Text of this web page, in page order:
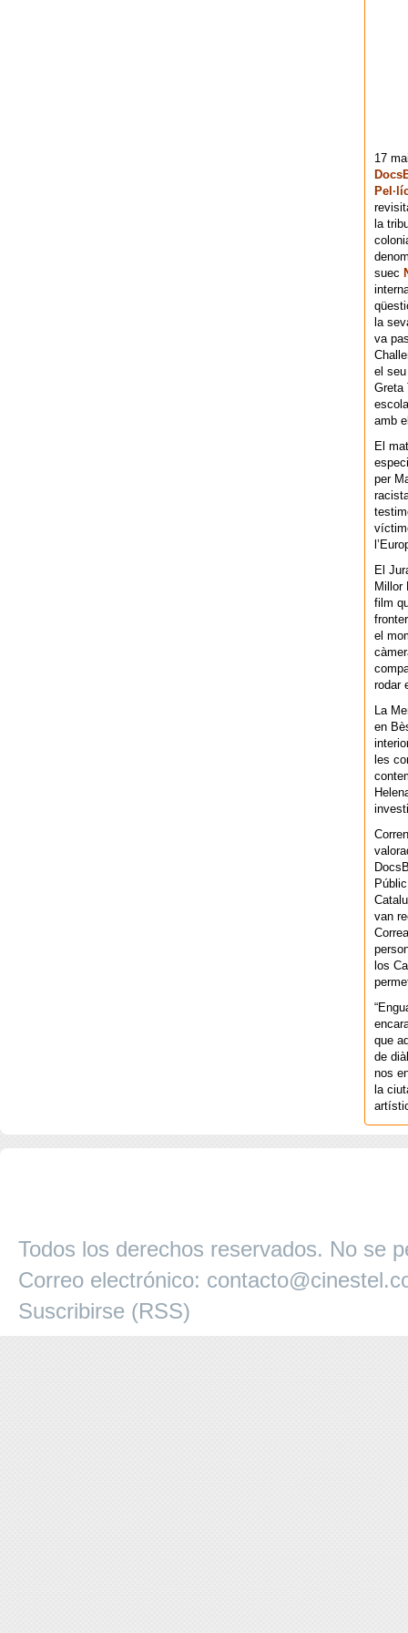
17
la
suec
la
va
el
Greta
amb
El
per
El
Millor
film
el
rodar
La
en
les
van
los
que
de
nos
la
Todos los derechos reservados. No se
Correo electrónico:
Suscribirse (RSS)